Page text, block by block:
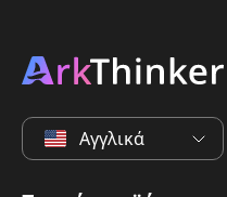
Αγγλικά